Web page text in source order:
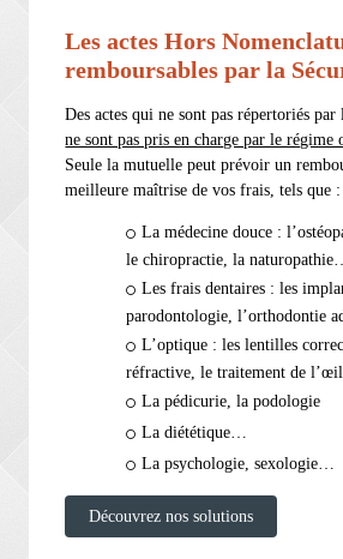
Les actes Hors
remboursables par la
Des actes qui ne sont pas répertoriés
ne sont pas pris en charge par le régime
Seule la mutuelle peut prévoir un
meilleure maîtrise de vos frais, tels que :
La médecine douce :
le chiropractie, la
Les frais dentaires : les
parodontologie, l’orthodontie
L’optique : les lentilles
réfractive, le traitement de
La pédicurie, la podologie
La diététique…
La psychologie, sexologie…
Découvrez nos solutions